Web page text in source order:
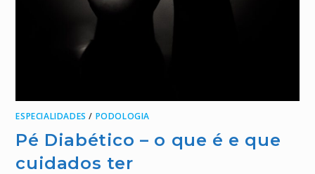
ESPECIALIDADES / PODOLOGIA
Pé Diabético – o que é e que
cuidados ter